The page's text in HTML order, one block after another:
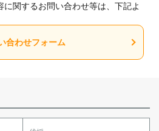
関するお問い合わせ等は、下記よ
合わせフォーム